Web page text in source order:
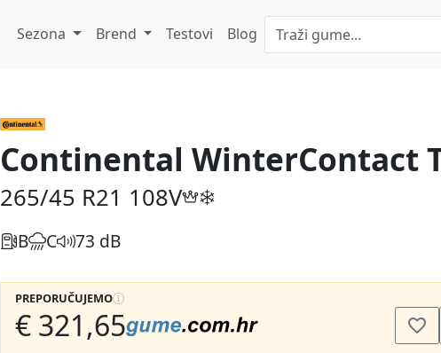
Sezona Brend Testovi Blog
Continental WinterContact
265/45 R21 108V
B C 73 dB
PREPORUČUJEMO
€ 321,65